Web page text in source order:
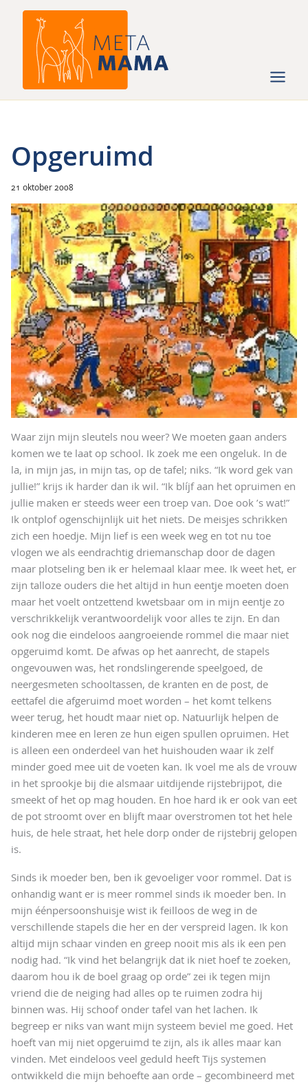
Opgeruimd
21 oktober 2008
Waar zijn mijn sleutels nou weer? We moeten gaan anders
komen we te laat op school. Ik zoek me een ongeluk. In de
la, in mijn jas, in mijn tas, op de tafel; niks. “Ik word gek van
jullie!” krijs ik harder dan ik wil. “Ik blíjf aan het opruimen en
jullie maken er steeds weer een troep van. Doe ook ’s wat!”
Ik ontplof ogenschijnlijk uit het niets. De meisjes schrikken
zich een hoedje. Mijn lief is een week weg en tot nu toe
vlogen we als eendrachtig driemanschap door de dagen
maar plotseling ben ik er helemaal klaar mee. Ik weet het, er
zijn talloze ouders die het altijd in hun eentje moeten doen
maar het voelt ontzettend kwetsbaar om in mijn eentje zo
verschrikkelijk verantwoordelijk voor alles te zijn. En dan
ook nog die eindeloos aangroeiende rommel die maar niet
opgeruimd komt. De afwas op het aanrecht, de stapels
ongevouwen was, het rondslingerende speelgoed, de
neergesmeten schooltassen, de kranten en de post, de
eettafel die afgeruimd moet worden – het komt telkens
weer terug, het houdt maar niet op. Natuurlijk helpen de
kinderen mee en leren ze hun eigen spullen opruimen. Het
is alleen een onderdeel van het huishouden waar ik zelf
minder goed mee uit de voeten kan. Ik voel me als de vrouw
in het sprookje bij die alsmaar uitdijende rijstebrijpot, die
smeekt of het op mag houden. En hoe hard ik er ook van eet
de pot stroomt over en blijft maar overstromen tot het hele
huis, de hele straat, het hele dorp onder de rijstebrij gelopen
is.
Sinds ik moeder ben, ben ik gevoeliger voor rommel. Dat is
onhandig want er is meer rommel sinds ik moeder ben. In
mijn éénpersoonshuisje wist ik feilloos de weg in de
verschillende stapels die her en der verspreid lagen. Ik kon
altijd mijn schaar vinden en greep nooit mis als ik een pen
nodig had. “Ik vind het belangrijk dat ik niet hoef te zoeken,
daarom hou ik de boel graag op orde” zei ik tegen mijn
vriend die de neiging had alles op te ruimen zodra hij
binnen was. Hij schoof onder tafel van het lachen. Ik
begreep er niks van want mijn systeem beviel me goed. Het
hoeft van mij niet opgeruimd te zijn, als ik alles maar kan
vinden. Met eindeloos veel geduld heeft Tijs systemen
ontwikkeld die mijn behoefte aan orde – gecombineerd met